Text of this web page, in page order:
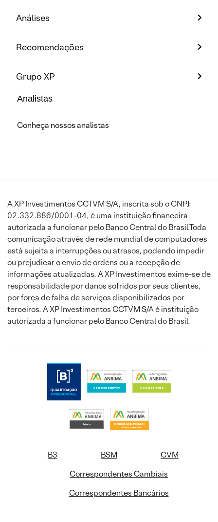
Análises
Recomendações
Grupo XP
Analistas
Conheça nossos analistas
A XP Investimentos CCTVM S/A, inscrita sob o CNPJ:
02.332.886/0001-04, é uma instituição financeira
autorizada a funcionar pelo Banco Central do Brasil.Toda
comunicação através de rede mundial de computadores
está sujeita a interrupções ou atrasos, podendo impedir
ou prejudicar o envio de ordens ou a recepção de
informações atualizadas. A XP Investimentos exime-se de
responsabilidade por danos sofridos por seus clientes,
por força de falha de serviços disponibilizados por
terceiros. A XP Investimentos CCTVM S/A é instituição
autorizada a funcionar pelo Banco Central do Brasil.
B3 BSM
CVM
Correspondentes Cambiais
Correspondentes Bancários